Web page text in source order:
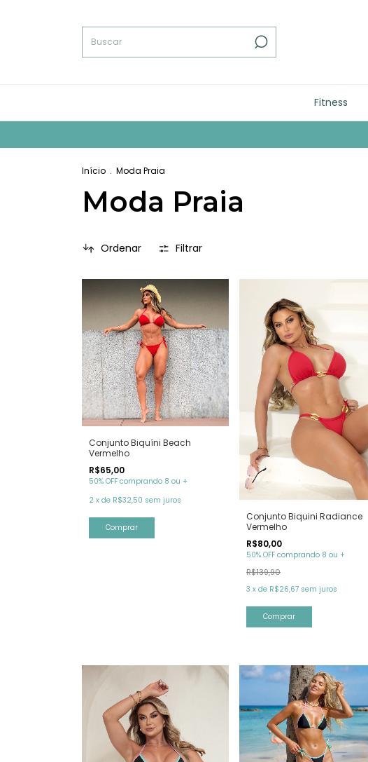
Fitness
Início . Moda Praia
Moda Praia
Ordenar Filtrar
Conjunto Biquíni Beach
Vermelho
R$65,00
50% OFF comprando 8 ou +
2 x de R$32,50 sem juros
Comprar
Conjunto Biquini Radiance
Vermelho
R$80,00
50% OFF comprando 8 ou +
R$139,90
3 x de R$26,67 sem juros
Comprar